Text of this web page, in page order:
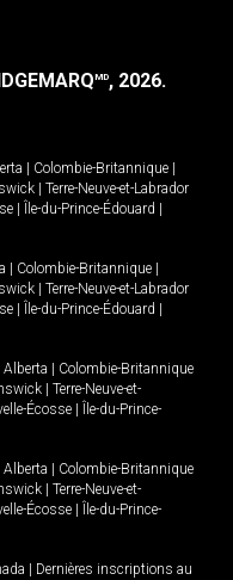
MD, 2026.
Colombie-Britannique
Terre-Neuve-et-Labrador
Île-du-Prince-Édouard
Colombie-Britannique
Terre-Neuve-et-Labrador
Île-du-Prince-Édouard
Alberta
Colombie-Britannique
Terre-Neuve-et-
Écosse
Île-du-Prince-
Alberta
Colombie-Britannique
Terre-Neuve-et-
Écosse
Île-du-Prince-
Dernières inscriptions au